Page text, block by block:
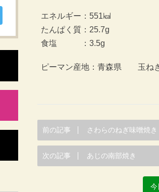
エネルギー：551㎉
たんぱく質：25.7g
食塩 ：3.5g
ピーマン産地：青森県 玉ね
前の記事 さわらのねぎ味噌焼き
次の記事 あじの南部焼き
今